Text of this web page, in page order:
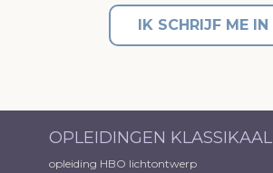
IK SCHRIJF ME IN
OPLEIDINGEN KLASSIKAAL
opleiding HBO lichtontwerp